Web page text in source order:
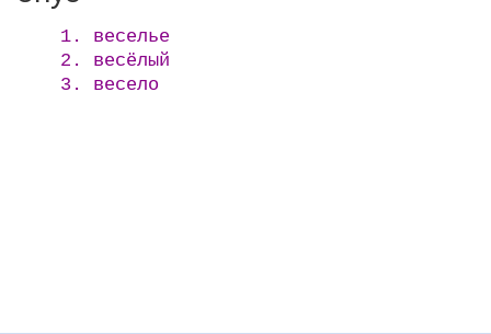
1. веселье
2. весёлый
3. весело